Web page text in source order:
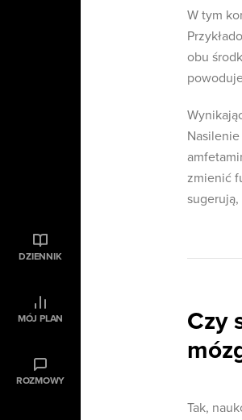
DZIENNIK
MÓJ PLAN
ROZMOWY
W tym
obu
zmienić
Czy
Tak,